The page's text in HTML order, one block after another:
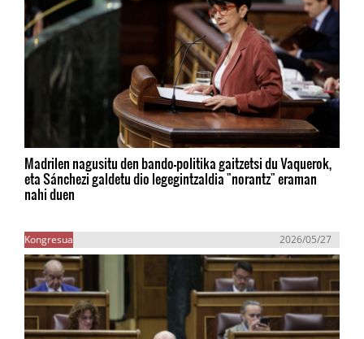
Madrilen nagusitu den bando-politika gaitzetsi du Vaquerok,
eta Sánchezi galdetu dio legegintzaldia "norantz" eraman
nahi duen
Kongresua 2026/05/27